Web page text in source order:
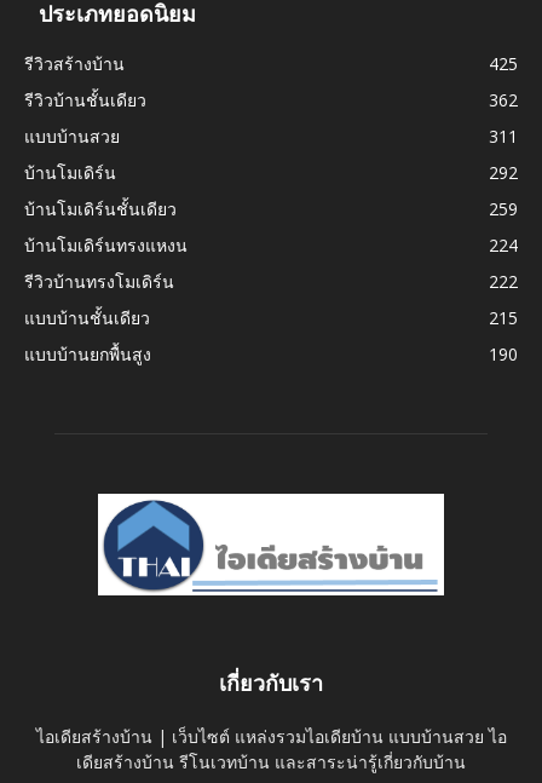
ประเภทยอดนิยม
รีวิวสร้างบ้าน
425
รีวิวบ้านชั้นเดียว
362
แบบบ้านสวย
311
บ้านโมเดิร์น
292
บ้านโมเดิร์นชั้นเดียว
259
บ้านโมเดิร์นทรงแหงน
224
รีวิวบ้านทรงโมเดิร์น
222
แบบบ้านชั้นเดียว
215
แบบบ้านยกพื้นสูง
190
เกี่ยวกับเรา
ไอเดียสร้างบ้าน | เว็บไซต์ แหล่งรวมไอเดียบ้าน แบบบ้านสวย ไอ
เดียสร้างบ้าน รีโนเวทบ้าน และสาระน่ารู้เกี่ยวกับบ้าน